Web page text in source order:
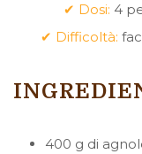
✔ Dosi: 4
✔ Difficoltà:
400 g di